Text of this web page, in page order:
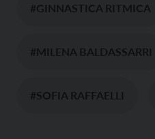
#GINNASTICA RITMICA
#MILENA BALDASSARRI
#SOFIA RAFFAELLI